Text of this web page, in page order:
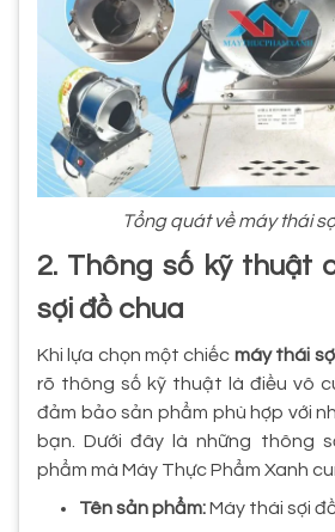
Tổng quát về máy thái
2. Thông số kỹ thuật
sợi đồ chua
Khi lựa chọn một chiếc máy thái
rõ thông số kỹ thuật là điều vô
đảm bảo sản phẩm phù hợp với
bạn. Dưới đây là những thông
phẩm mà Máy Thực Phẩm Xanh
Tên sản phẩm:Máy thái sợi